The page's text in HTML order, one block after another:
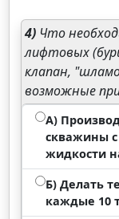
4) Что
лифтовых
клапан,
возможные
А)
скважины
жидкости
Б) Делать
каждые 10